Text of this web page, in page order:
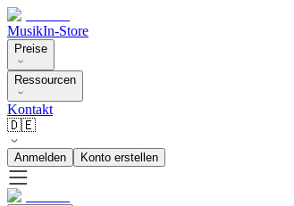
MusikIn-Store
Preise
Ressourcen
Kontakt
🇩🇪
Anmelden Konto erstellen